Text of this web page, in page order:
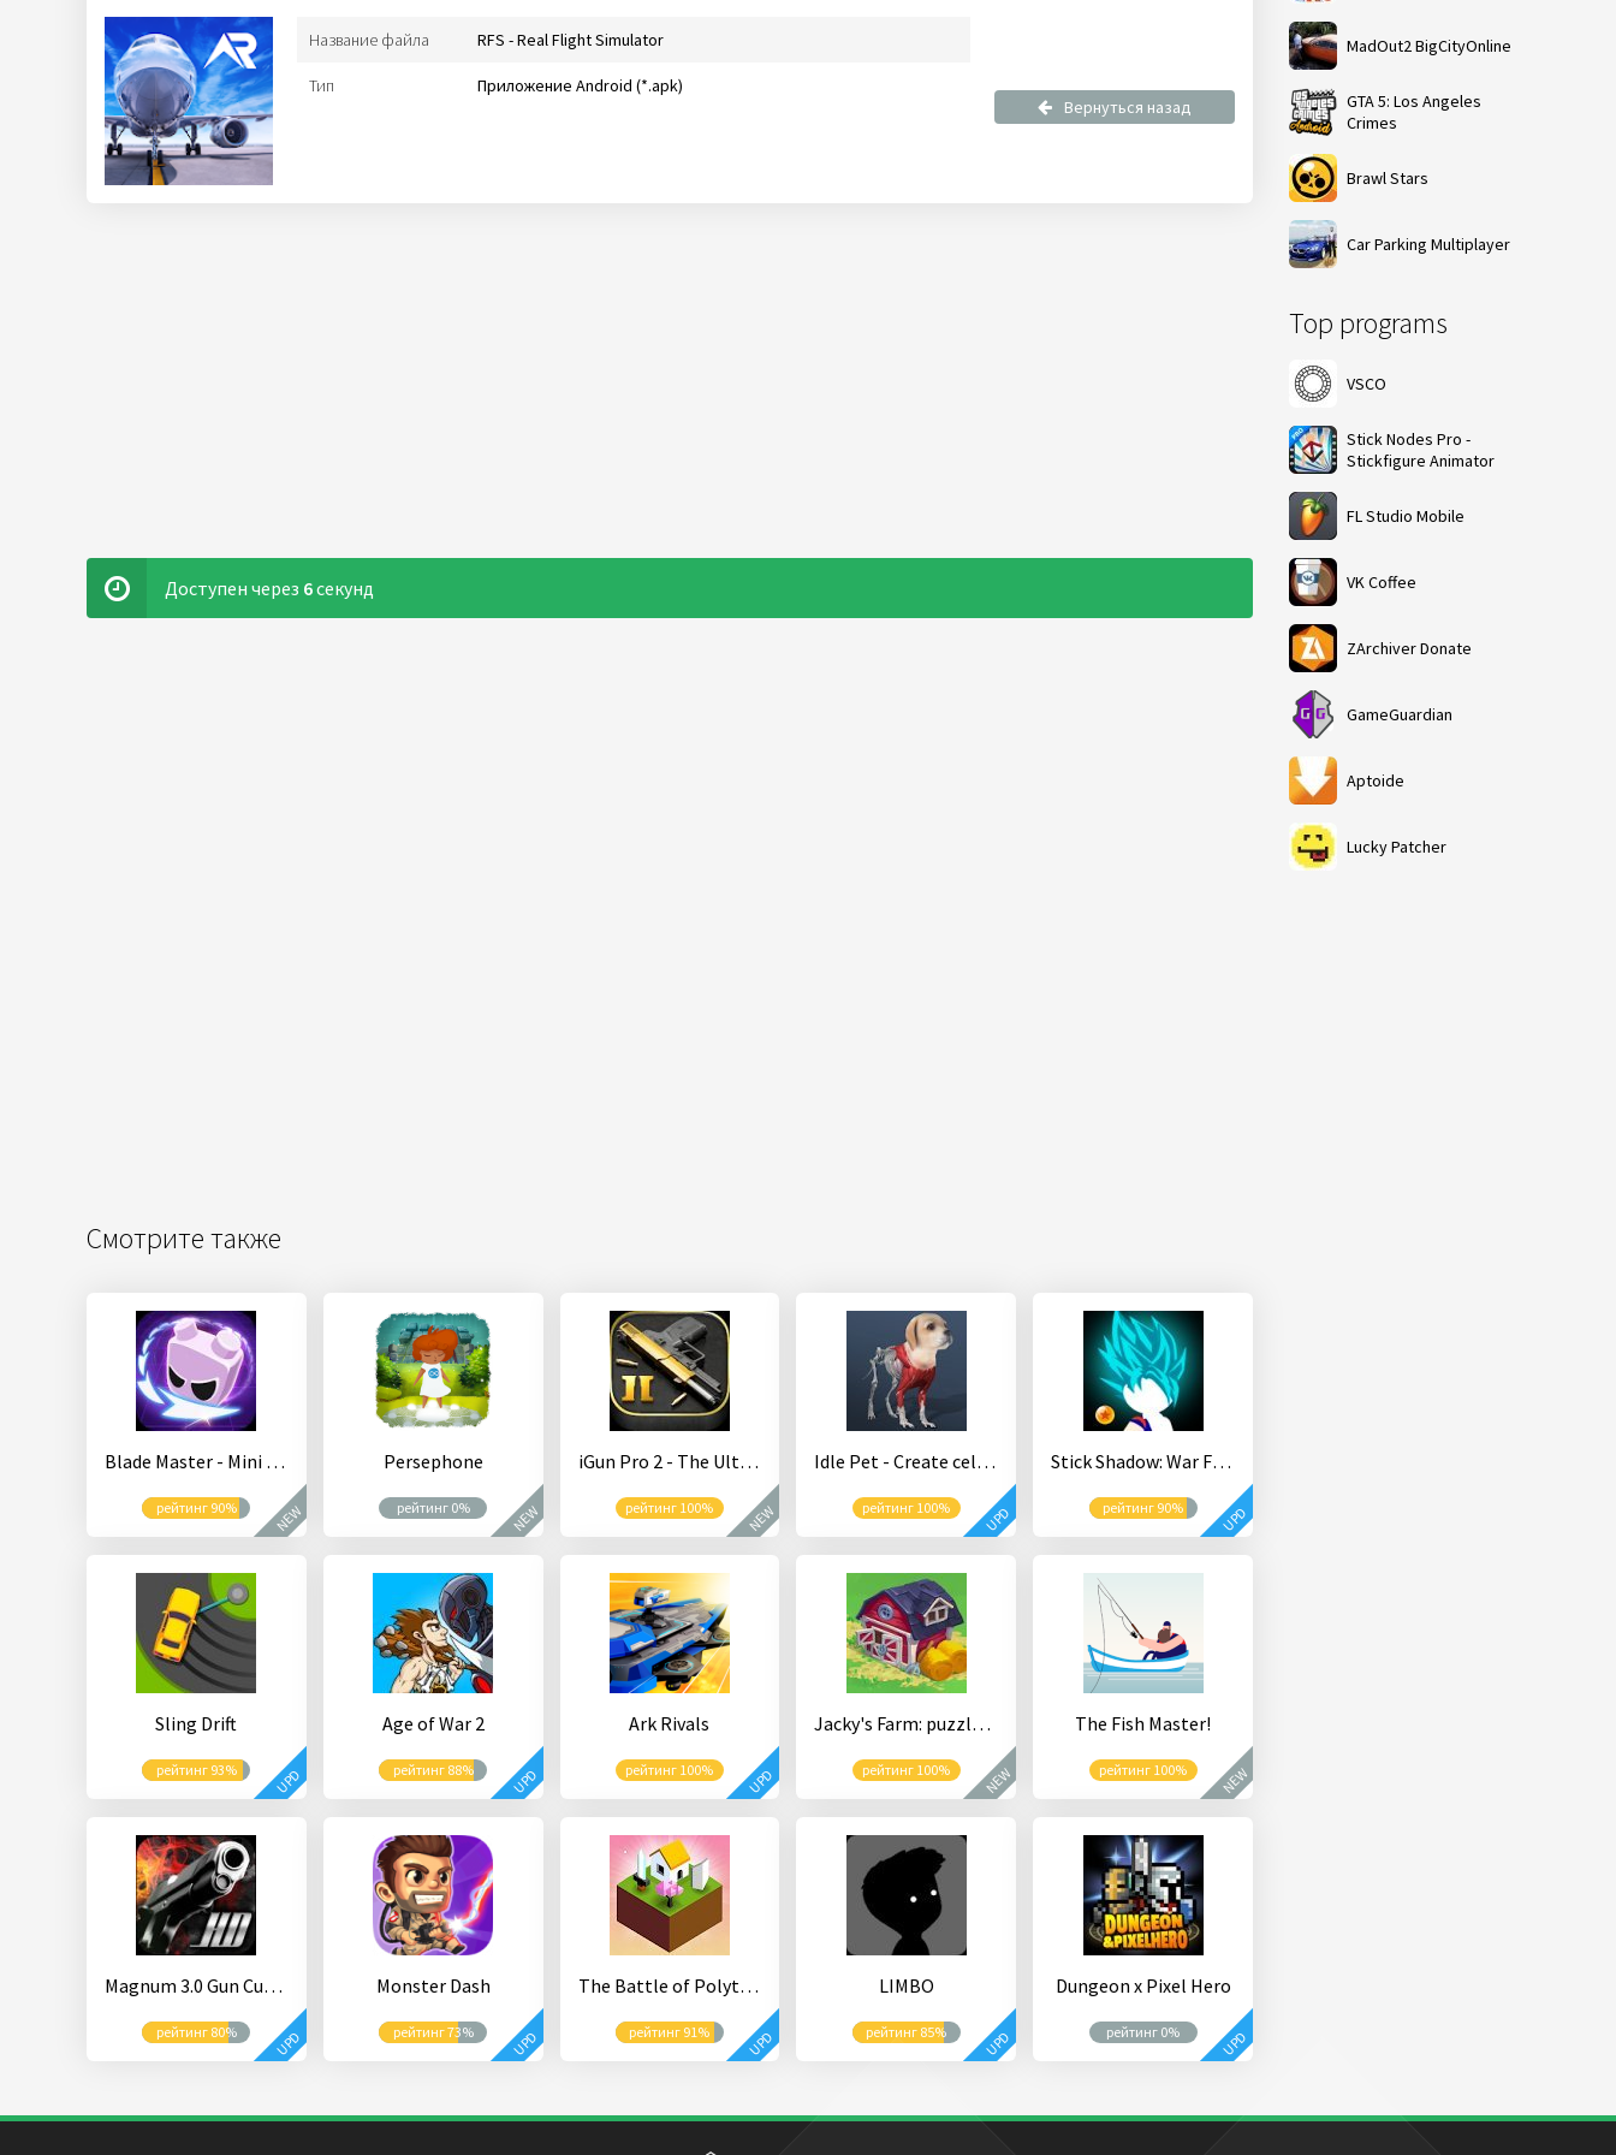
MadOut2 BigCityOnline
GTA 5: Los Angeles
Crimes
Brawl Stars
Car Parking Multiplayer
Top programs
VSCO
Stick Nodes Pro -
Stickfigure Animator
FL Studio Mobile
VK Coffee
ZArchiver Donate
GameGuardian
Aptoide
Lucky Patcher
Название файла RFS - Real Flight Simulator
Тип
Приложение Android (*.apk)
Вернуться назад
Доступен через 5секунд
Смотрите также
Blade Master - Mini Action RPG Game
рейтинг 90% NEW
Persephone
рейтинг 0% NEW
iGun Pro 2 - The Ultimate Gun Application
рейтинг 100% NEW
Idle Pet - Create cell by cell
рейтинг 100% UPD
Stick Shadow: War Fight
рейтинг 90% UPD
Sling Drift
рейтинг 93% UPD
Age of War 2
рейтинг 88% UPD
Ark Rivals
рейтинг 100% UPD
Jacky's Farm: puzzle game
рейтинг 100% NEW
The Fish Master!
рейтинг 100% NEW
Magnum 3.0 Gun Custom Simulator
рейтинг 80% UPD
Monster Dash
рейтинг 73% UPD
The Battle of Polytopia
рейтинг 91% UPD
LIMBO
рейтинг 85% UPD
Dungeon x Pixel Hero
рейтинг 0% UPD